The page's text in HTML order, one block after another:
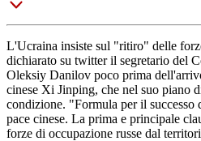
L'Ucraina insiste sul "ritiro" delle
dichiarato su twitter il segretario del
Oleksiy Danilov poco prima
cinese Xi Jinping, che nel suo piano
condizione. "Formula per il successo
pace cinese. La prima e principale
forze di occupazione russe dal